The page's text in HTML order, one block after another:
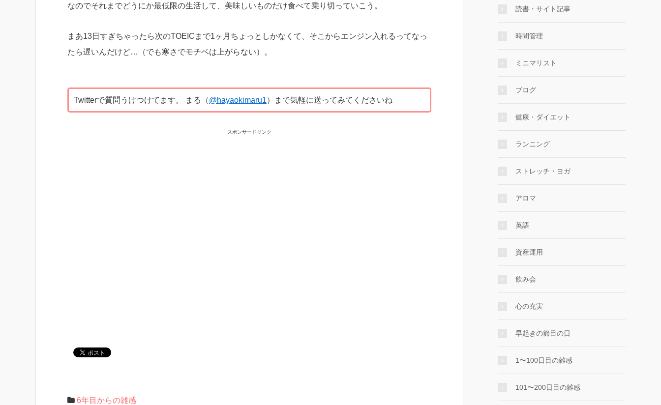
なのでそれまでどうにか最低限の生活して、美味しいものだけ食べて乗り切っていこう。
まあ13日すぎちゃったら次のTOEICまで1ヶ月ちょっとしかなくて、そこからエンジン入れるってなっ
たら遅いんだけど…（でも寒さでモチベは上がらない）。
Twitterで質問うけつけてます。 まる（@hayaokimaru1）まで気軽に送ってみてくださいね
スポンサードリンク
6年目からの雑感
読書・サイト記事
時間管理
ミニマリスト
ブログ
健康・ダイエット
ランニング
ストレッチ・ヨガ
アロマ
英語
資産運用
飲み会
心の充実
早起きの節目の日
1〜100日目の雑感
101〜200日目の雑感